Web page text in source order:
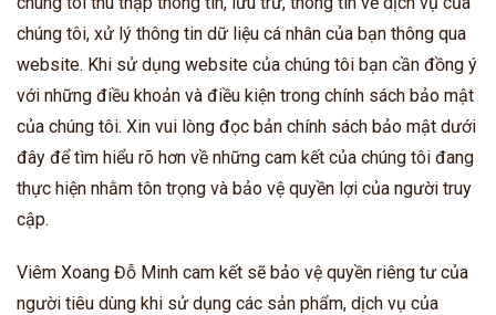
chúng tôi, xử lý thông tin dữ liệu cá nhân của bạn thông qua
website. Khi sử dụng website của chúng tôi bạn cần đồng ý
với những điều khoản và điều kiện trong chính sách bảo mật
của chúng tôi. Xin vui lòng đọc bản chính sách bảo mật dưới
đây để tìm hiểu rõ hơn về những cam kết của chúng tôi đang
thực hiện nhằm tôn trọng và bảo vệ quyền lợi của người truy
cập.
Viêm Xoang Đỗ Minh cam kết sẽ bảo vệ quyền riêng tư của
người tiêu dùng khi sử dụng các sản phẩm, dịch vụ của